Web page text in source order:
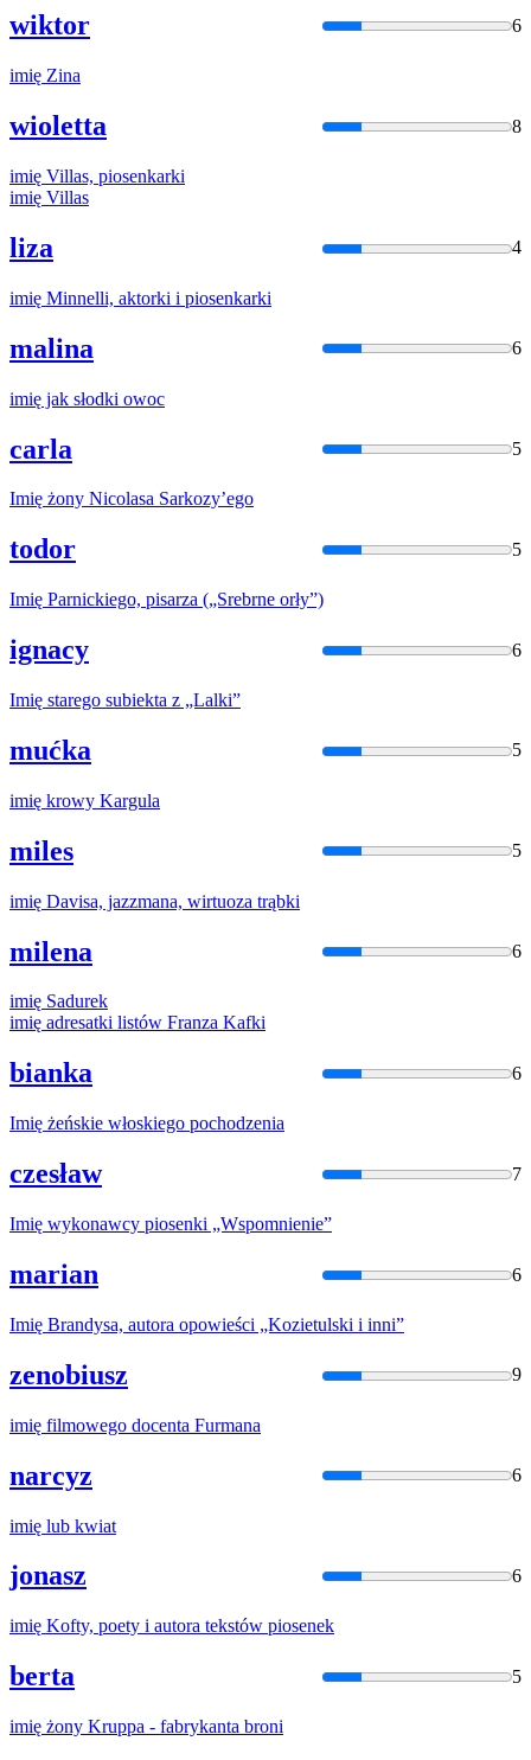
wiktor 6
imię Zina
wioletta 8
imię Villas, piosenkarki
imię Villas
liza 4
imię Minnelli, aktorki i piosenkarki
malina 6
imię jak słodki owoc
carla 5
Imię żony Nicolasa Sarkozy’ego
todor 5
Imię Parnickiego, pisarza („Srebrne orły”)
ignacy 6
Imię starego subiekta z „Lalki”
mućka 5
imię krowy Kargula
miles 5
imię Davisa, jazzmana, wirtuoza trąbki
milena 6
imię Sadurek
imię adresatki listów Franza Kafki
bianka 6
Imię żeńskie włoskiego pochodzenia
czesław 7
Imię wykonawcy piosenki „Wspomnienie”
marian 6
Imię Brandysa, autora opowieści „Kozietulski i inni”
zenobiusz 9
imię filmowego docenta Furmana
narcyz 6
imię lub kwiat
jonasz 6
imię Kofty, poety i autora tekstów piosenek
berta 5
imię żony Kruppa - fabrykanta broni